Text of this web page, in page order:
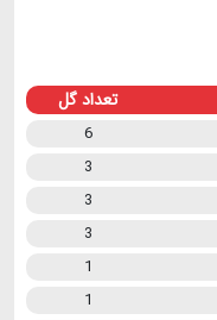
تعداد گل
6
3
3
3
1
1